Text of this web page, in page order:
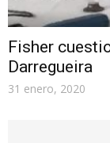
Fisher
Darregueira
31 enero, 2020